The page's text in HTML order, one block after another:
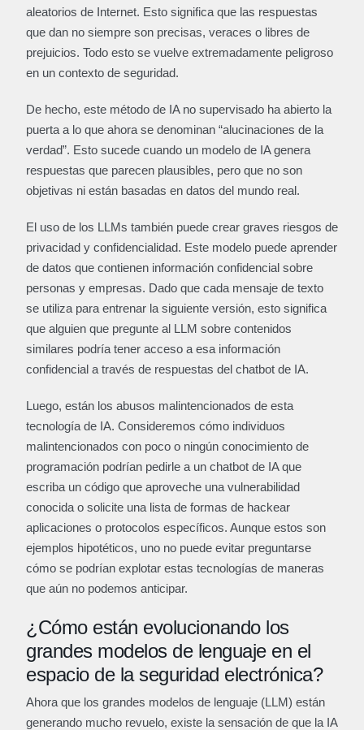
aleatorios de Internet. Esto significa que las respuestas
que dan no siempre son precisas, veraces o libres de
prejuicios. Todo esto se vuelve extremadamente peligroso
en un contexto de seguridad.
De hecho, este método de IA no supervisado ha abierto la
puerta a lo que ahora se denominan “alucinaciones de la
verdad”. Esto sucede cuando un modelo de IA genera
respuestas que parecen plausibles, pero que no son
objetivas ni están basadas en datos del mundo real.
El uso de los LLMs también puede crear graves riesgos de
privacidad y confidencialidad. Este modelo puede aprender
de datos que contienen información confidencial sobre
personas y empresas. Dado que cada mensaje de texto
se utiliza para entrenar la siguiente versión, esto significa
que alguien que pregunte al LLM sobre contenidos
similares podría tener acceso a esa información
confidencial a través de respuestas del chatbot de IA.
Luego, están los abusos malintencionados de esta
tecnología de IA. Consideremos cómo individuos
malintencionados con poco o ningún conocimiento de
programación podrían pedirle a un chatbot de IA que
escriba un código que aproveche una vulnerabilidad
conocida o solicite una lista de formas de hackear
aplicaciones o protocolos específicos. Aunque estos son
ejemplos hipotéticos, uno no puede evitar preguntarse
cómo se podrían explotar estas tecnologías de maneras
que aún no podemos anticipar.
¿Cómo están evolucionando los
grandes modelos de lenguaje en el
espacio de la seguridad electrónica?
Ahora que los grandes modelos de lenguaje (LLM) están
generando mucho revuelo, existe la sensación de que la IA